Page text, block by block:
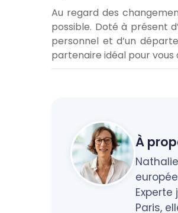
Au regard des
possible. Doté à présent
personnel et d’un
partenaire idéal pour
À
Paris,